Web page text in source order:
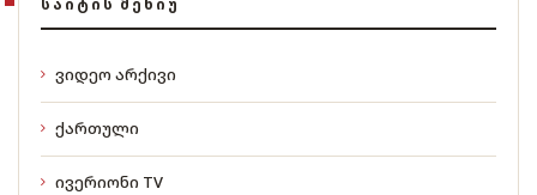
ᲡᲐᲘᲢᲘᲡ ᲛᲔᲜᲘᲣ
ვიდეო არქივი
ქართული
ივერიონი TV